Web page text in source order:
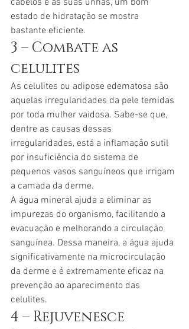
cabelos e às suas unhas, um bom
estado de hidratação se mostra
bastante eficiente.
3 – Combate as
celulites
As celulites ou adipose edematosa são
aquelas irregularidades da pele temidas
por toda mulher vaidosa. Sabe-se que,
dentre as causas dessas
irregularidades, está a inflamação sutil
por insuficiência do sistema de
pequenos vasos sanguíneos que irrigam
a camada da derme.
A água mineral ajuda a eliminar as
impurezas do organismo, facilitando a
evacuação e melhorando a circulação
sanguínea. Dessa maneira, a água ajuda
significativamente na microcirculação
da derme e é extremamente eficaz na
prevenção ao aparecimento das
celulites.
4 – Rejuvenesce